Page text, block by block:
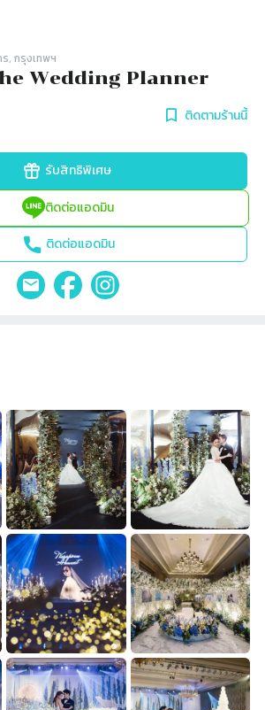
ร, กรุงเทพฯ
Wedding Planner
ติดตามร้านนี้
รับสิทธิพิเศษ
ติดต่อแอดมิน
ติดต่อแอดมิน